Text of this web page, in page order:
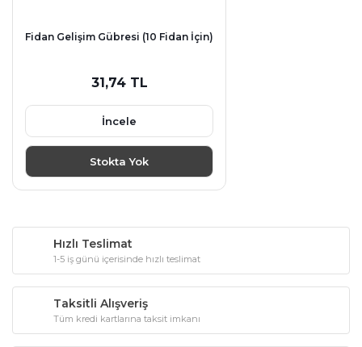
Fidan Gelişim Gübresi (10 Fidan İçin)
31,74 TL
İncele
Stokta Yok
Hızlı Teslimat
1-5 iş günü içerisinde hızlı teslimat
Taksitli Alışveriş
Tüm kredi kartlarına taksit imkanı